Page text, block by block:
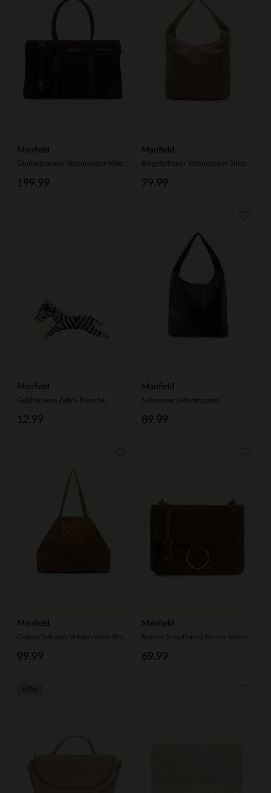
Manfield
Dunkelbrauner Veloursleder-Weekender
199.99
Manfield
Beigefarbener Veloursleder-Shopper
79.99
Manfield
Goldfarbene Zebra-Brosche
12.99
Manfield
Schwarzer Ledershopper
89.99
Manfield
99.99
Manfield
Braune Schultertasche aus Veloursleder
69.99